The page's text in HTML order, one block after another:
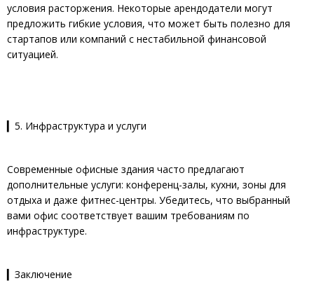
условия расторжения. Некоторые арендодатели могут
предложить гибкие условия, что может быть полезно для
стартапов или компаний с нестабильной финансовой
ситуацией.
▎5. Инфраструктура и услуги
Современные офисные здания часто предлагают
дополнительные услуги: конференц-залы, кухни, зоны для
отдыха и даже фитнес-центры. Убедитесь, что выбранный
вами офис соответствует вашим требованиям по
инфраструктуре.
▎Заключение